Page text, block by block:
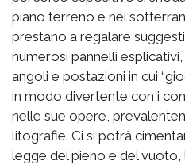
piano terreno e nei
prestano a regalare
numerosi pannelli
angoli e postazioni in cui
in modo divertente con i
nelle sue opere,
litografie. Ci si potrà
legge del pieno e del